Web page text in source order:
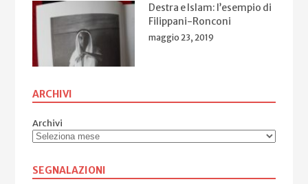
Destra e Islam: l’esempio di
Filippani-Ronconi
maggio 23, 2019
ARCHIVI
Archivi
SEGNALAZIONI